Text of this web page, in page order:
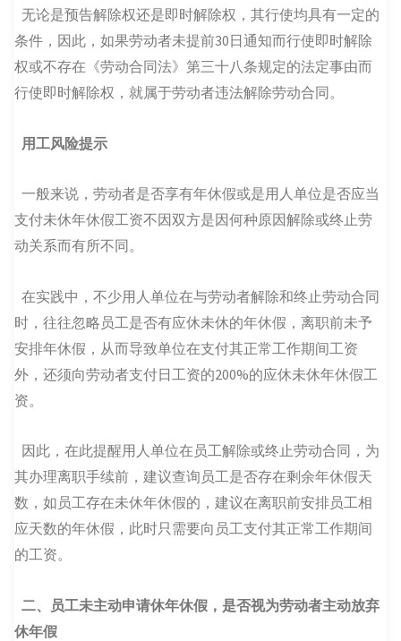
无论是预告解除权还是即时解除权，其行使均具有一定的
条件，因此，如果劳动者未提前30日通知而行使即时解除
权或不存在《劳动合同法》第三十八条规定的法定事由而
行使即时解除权，就属于劳动者违法解除劳动合同。
用工风险提示
一般来说，劳动者是否享有年休假或是用人单位是否应当
支付未休年休假工资不因双方是因何种原因解除或终止劳
动关系而有所不同。
在实践中，不少用人单位在与劳动者解除和终止劳动合同
时，往往忽略员工是否有应休未休的年休假，离职前未予
安排年休假，从而导致单位在支付其正常工作期间工资
外，还须向劳动者支付日工资的200%的应休未休年休假工
资。
因此，在此提醒用人单位在员工解除或终止劳动合同，为
其办理离职手续前，建议查询员工是否存在剩余年休假天
数，如员工存在未休年休假的，建议在离职前安排员工相
应天数的年休假，此时只需要向员工支付其正常工作期间
的工资。
二、
员工未主动申请休年休假，是否视为劳动者主动放弃
休年假